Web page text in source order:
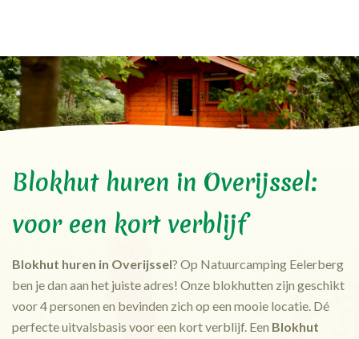
Blokhut huren in Overijssel:
voor een kort verblijf
Blokhut huren in Overijssel? Op Natuurcamping Eelerberg
ben je dan aan het juiste adres! Onze blokhutten zijn geschikt
voor 4 personen en bevinden zich op een mooie locatie. Dé
perfecte uitvalsbasis voor een kort verblijf. Een Blokhut